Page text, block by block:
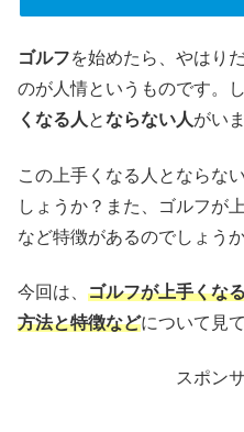
ゴルフを始めたら、やはり
のが人情というものです。
くなる人 とならない人がい
この上手くなる人とならな
しょうか？また、ゴルフが
など特徴があるのでしょう
今回は、 ゴルフが上手くな
方法と特徴などについて見
スポン